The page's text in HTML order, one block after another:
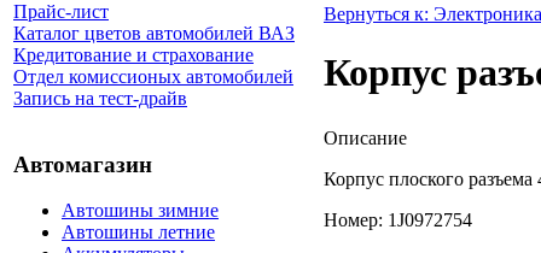
Прайс-лист
Каталог цветов автомобилей ВАЗ
Кредитование и страхование
Отдел комиссионых автомобилей
Запись на тест-драйв
Автомагазин
Автошины зимние
Автошины летние
Вернуться к: Электроника
Корпус
Описание
Корпус плоского
Номер: 1J0972754